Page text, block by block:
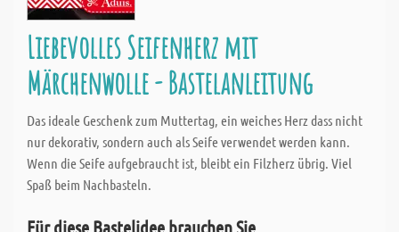
Liebevolles Seifenherz mit
Märchenwolle - Bastelanleitung
Das ideale Geschenk zum Muttertag, ein weiches Herz dass nicht
nur dekorativ, sondern auch als Seife verwendet werden kann.
Wenn die Seife aufgebraucht ist, bleibt ein Filzherz übrig. Viel
Spaß beim Nachbasteln.
Für diese Bastelidee brauchen Sie